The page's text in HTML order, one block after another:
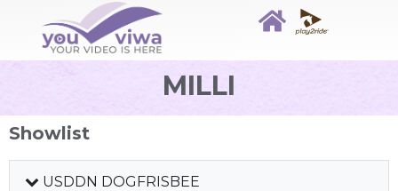
MILLI
Showlist
USDDN DOGFRISBEE